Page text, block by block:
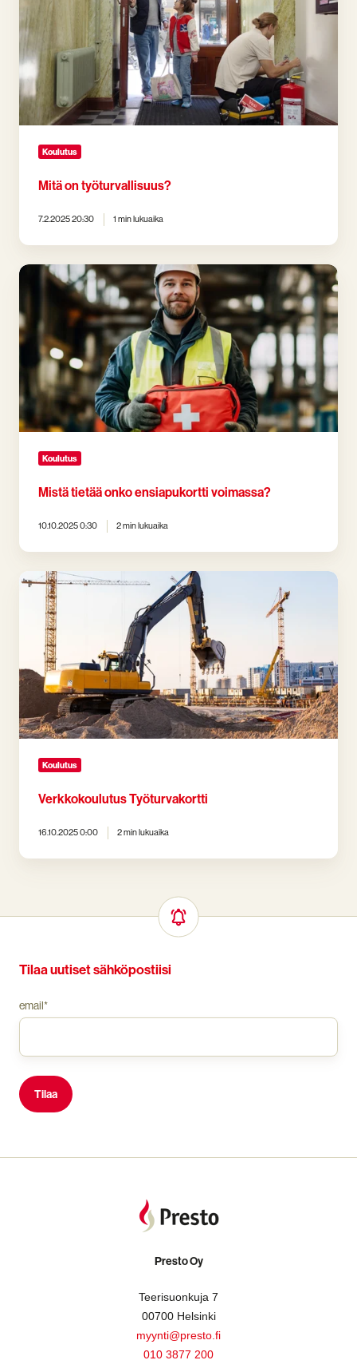
Koulutus
Mitä on työturvallisuus?
7.2.2025 20:30 1 min lukuaika
Mistä
ensiapukortti
voimassa?
Koulutus
Mistä tietää onko ensiapukortti voimassa?
10.10.2025 0:30 2 min lukuaika
Verkkokoulutus
Työturvakortti
Koulutus
Verkkokoulutus Työturvakortti
16.10.2025 0:00 2 min lukuaika
Tilaa uutiset sähköpostiisi
email*
Presto Oy
Teerisuonkuja 7
00700 Helsinki
myynti@presto.fi
010 3877 200